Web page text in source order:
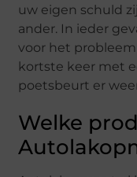
uw eigen schuld
ander. In ieder
voor het
kortste keer met
poetsbeurt er
Welke